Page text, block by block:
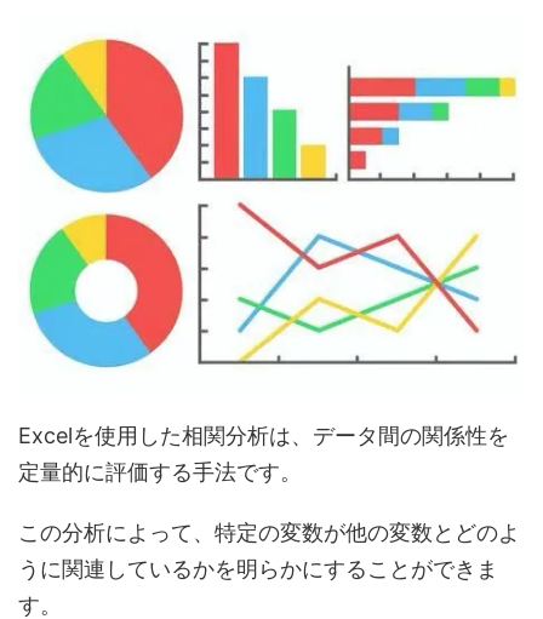
Excelを使用した相関分析は、データ間の関係性を
定量的に評価する手法です。
この分析によって、特定の変数が他の変数とどのよ
うに関連しているかを明らかにすることができま
す。